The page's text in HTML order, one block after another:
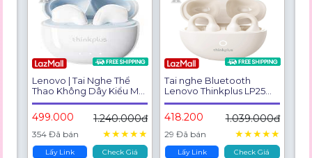
Lenovo | Tai Nghe Thể
Thao Không Dây Kiểu Mở
Hủy Tiếng Ồn Chất Lượng
Cao
499.000 1.240.000đ
354 Đã bán ★★★★★
Lấy Link Check Giá
Tai nghe Bluetooth
Lenovo Thinkplus LP25
Dạng Kẹp Thiết Kế Mở
Chống Ồn Và Chống
Nước
418.200 1.039.000đ
29 Đã bán ★★★★★
Lấy Link Check Giá